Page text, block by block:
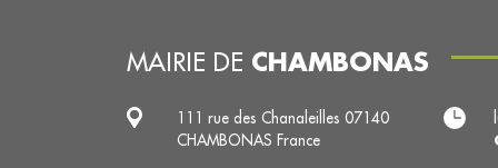
MAIRIE DE CHAMBONAS
111 rue des Chanaleilles 07140
CHAMBONAS France